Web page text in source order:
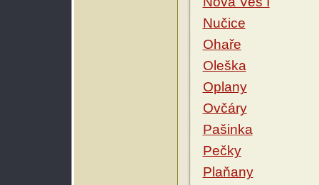
Nučice
Ohaře
Oleška
Oplany
Ovčáry
Pašinka
Pečky
Plaňany